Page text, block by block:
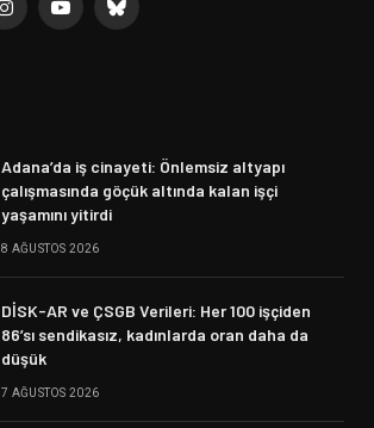
InstagramYouTubeBluesky
Adana’da iş cinayeti: Önlemsiz altyapı
çalışmasında göçük altında kalan işçi
yaşamını yitirdi
8 AĞUSTOS 2026
DİSK-AR ve ÇSGB Verileri: Her 100 işçiden
86’sı sendikasız, kadınlarda oran daha da
düşük
7 AĞUSTOS 2026